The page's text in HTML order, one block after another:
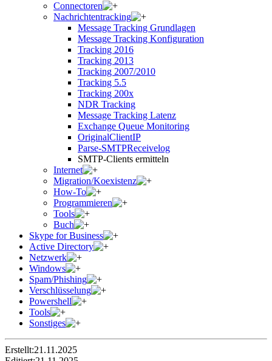
Connectoren
Nachrichtentracking
Message Tracking Grundlagen
Message Tracking Konfiguration
Tracking 2016
Tracking 2013
Tracking 2007/2010
Tracking 5.5
Tracking 200x
NDR Tracking
Message Tracking Latenz
Exchange Queue Monitoring
OriginalClientIP
Parse-SMTPReceivelog
SMTP-Clients ermitteln
Internet
Migration/Koexistenz
How-To
Programmieren
Tools
Buch
Skype for Business
Active Directory
Netzwerk
Windows
Spam/Phishing
Verschlüsselung
Powershell
Tools
Sonstiges
Erstellt:21.11.2025